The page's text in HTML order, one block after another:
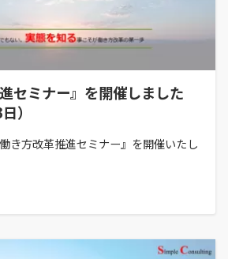
セミナー』を開催しました
）
き方改革推進セミナー』を開催いたし